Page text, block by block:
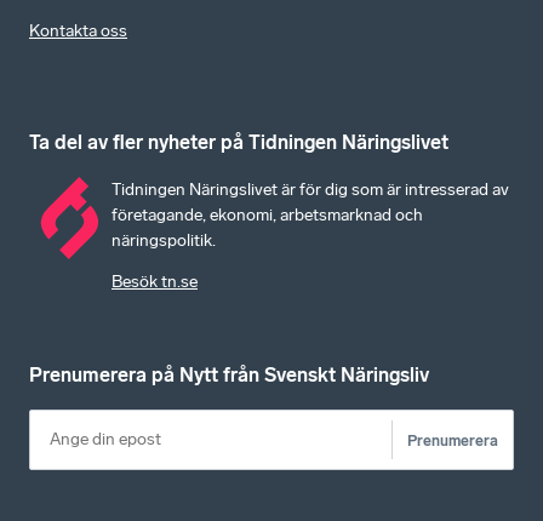
Kontakta oss
Ta del av fler nyheter på Tidningen Näringslivet
Tidningen Näringslivet är för dig som är intresserad av
företagande, ekonomi, arbetsmarknad och
näringspolitik.
Besök tn.se
Prenumerera på Nytt från Svenskt Näringsliv
Prenumerera